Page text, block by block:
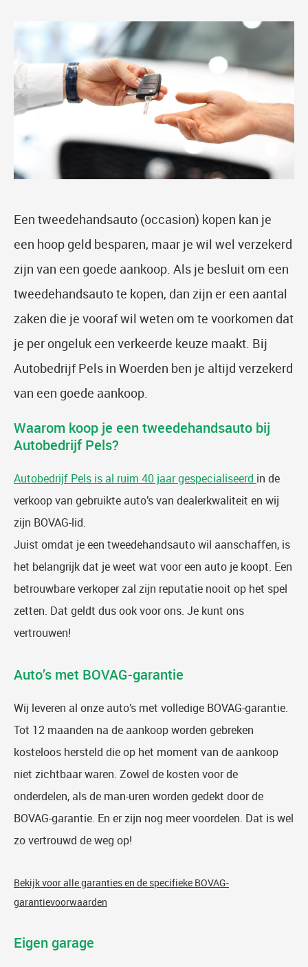
Een tweedehandsauto (occasion) kopen kan je
een hoop geld besparen, maar je wil wel verzekerd
zijn van een goede aankoop. Als je besluit om een
tweedehandsauto te kopen, dan zijn er een aantal
zaken die je vooraf wil weten om te voorkomen dat
je per ongeluk een verkeerde keuze maakt. Bij
Autobedrijf Pels in Woerden ben je altijd verzekerd
van een goede aankoop.
Waarom koop je een tweedehandsauto bij
Autobedrijf Pels?
Autobedrijf Pels is al ruim 40 jaar gespecialiseerd in de
verkoop van gebruikte auto’s van dealerkwaliteit en wij
zijn BOVAG-lid.
Juist omdat je een tweedehandsauto wil aanschaffen, is
het belangrijk dat je weet wat voor een auto je koopt. Een
betrouwbare verkoper zal zijn reputatie nooit op het spel
zetten. Dat geldt dus ook voor ons. Je kunt ons
vertrouwen!
Auto’s met BOVAG-garantie
Wij leveren al onze auto’s met volledige BOVAG-garantie.
Tot 12 maanden na de aankoop worden gebreken
kosteloos hersteld die op het moment van de aankoop
niet zichtbaar waren. Zowel de kosten voor de
onderdelen, als de man-uren worden gedekt door de
BOVAG-garantie. En er zijn nog meer voordelen. Dat is wel
zo vertrouwd de weg op!
Bekijk voor alle garanties en de specifieke BOVAG-
garantievoorwaarden
Eigen garage